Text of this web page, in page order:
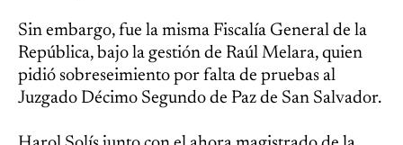
Sin embargo, fue la misma Fiscalía General de la
República, bajo la gestión de Raúl Melara, quien
pidió sobreseimiento por falta de pruebas al
Juzgado Décimo Segundo de Paz de San Salvador.